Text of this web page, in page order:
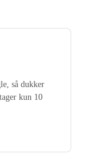
så dukker
kun 10